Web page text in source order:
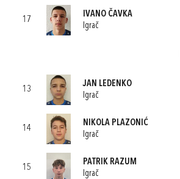
17
IVANO ČAVKA
Igrač
13
JAN LEDENKO
Igrač
14
NIKOLA PLAZONIĆ
Igrač
15
PATRIK RAZUM
Igrač